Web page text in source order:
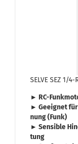
SELVE SEZ 1/4-
► RC-​
► Ge­eig­net für
nung(Funk)
► Sen­si­ble
tung